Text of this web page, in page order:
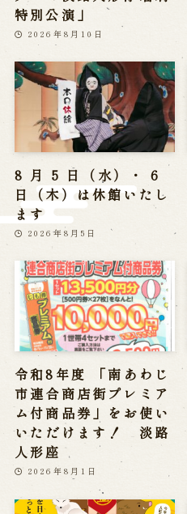
求人情報
※株式会社うずのくに南あわじ
関連施設
通販サイトうずのく
道の駅うずしお
うずの丘大鳴門橋記念
特別公演」
2026年8月10日
8 月 5 日（水）・ 6
日（木）は休館いたし
ます
2026年8月5日
令和8年度 「南あわじ
市連合商店街プレミア
ム付商品券」をお使い
いただけます！ 淡路
人形座
2026年8月1日